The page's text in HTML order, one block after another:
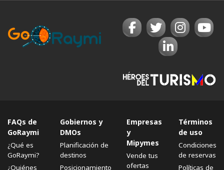
FAQs de
GoRaymi
¿Qué es
GoRaymi?
¿Quiénes
Gobiernos y
DMOs
Planificación de
destinos
Posicionamiento
Empresas
y
Mipymes
Vende tus
ofertas
Términos
de uso
Condiciones
de reservas
Políticas de